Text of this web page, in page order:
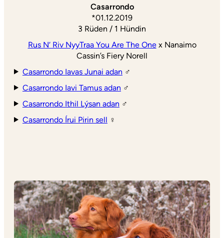
Casarrondo
*01.12.2019
3 Rüden / 1 Hündin
Rus N‘ Riv NyyTraa You Are The Onex Nanaimo
Cassin’s Fiery Norell
Casarrondo Iavas Junai adan ♂
Casarrondo Iavi Tamus adan ♂
Casarrondo Ithil Lýsan adan ♂
Casarrondo Írui Pirin sell ♀